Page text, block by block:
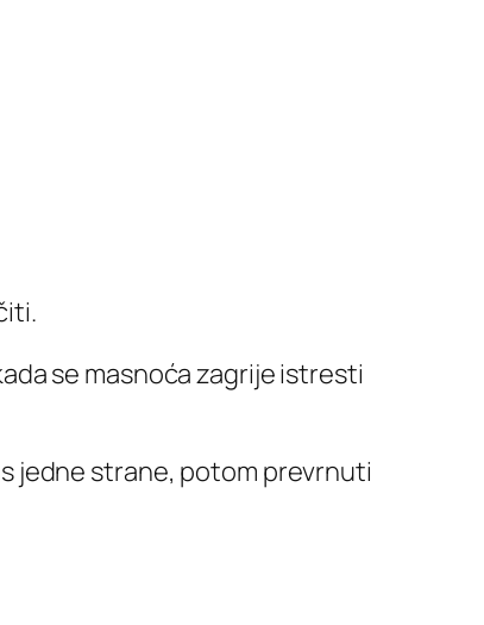
se masnoća zagrije istresti
jedne strane, potom prevrnuti